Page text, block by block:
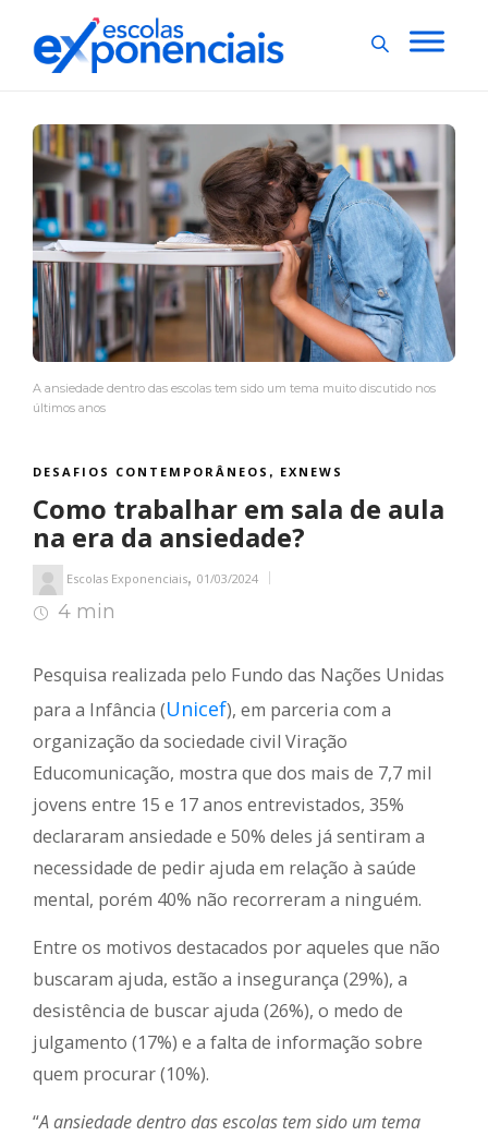
A ansiedade dentro das escolas tem sido um tema muito discutido nos
últimos anos
DESAFIOS CONTEMPORÂNEOS , EXNEWS
Como trabalhar em sala de aula
na era da ansiedade?
Escolas Exponenciais, 01/03/2024
4 min
Pesquisa realizada pelo Fundo das Nações Unidas
para a Infância (Unicef), em parceria com a
organização da sociedade civil Viração
Educomunicação, mostra que dos mais de 7,7 mil
jovens entre 15 e 17 anos entrevistados, 35%
declararam ansiedade e 50% deles já sentiram a
necessidade de pedir ajuda em relação à saúde
mental, porém 40% não recorreram a ninguém.
Entre os motivos destacados por aqueles que não
buscaram ajuda, estão a insegurança (29%), a
desistência de buscar ajuda (26%), o medo de
julgamento (17%) e a falta de informação sobre
quem procurar (10%).
“A ansiedade dentro das escolas tem sido um tema